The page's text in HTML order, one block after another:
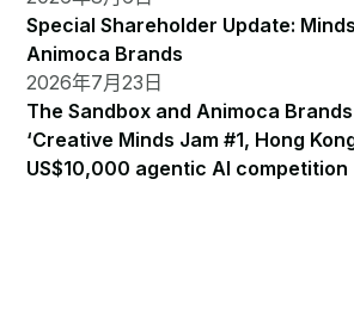
Special Shareholder Update:
Animoca Brands
2026年7月23日
The Sandbox and Animoca
‘Creative Minds Jam #1, Hong
US$10,000 agentic AI competition